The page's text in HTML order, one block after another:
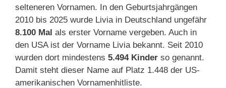
selteneren Vornamen. In den Geburtsjahrgängen
2010 bis 2025 wurde Livia in Deutschland ungefähr
8.100 Mal als erster Vorname vergeben. Auch in
den USA ist der Vorname Livia bekannt. Seit 2010
wurden dort mindestens 5.494 Kinder so genannt.
Damit steht dieser Name auf Platz 1.448 der US-
amerikanischen Vornamenhitliste.